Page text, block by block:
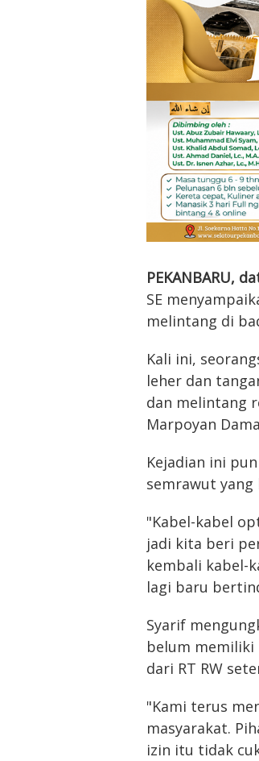
PEKANBARU,
SE
melintang di
Kali ini,
leher dan
dan melintang
Marpoyan
Kejadian ini
semrawut yang
"Kabel-kabel
jadi kita beri
kembali kabel-
lagi baru
Syarif
belum memiliki
dari RT RW
"Kami terus
masyarakat.
izin itu tidak